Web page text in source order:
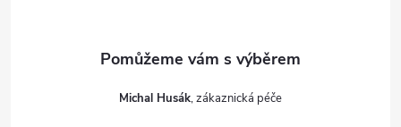
Michal Husák